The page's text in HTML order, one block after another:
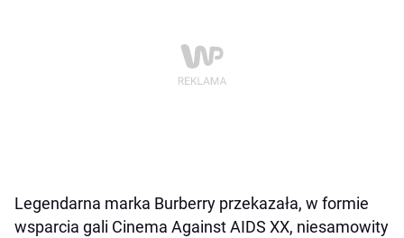
Legendarna marka Burberry przekazała, w formie
wsparcia gali Cinema Against AIDS XX, niesamowity